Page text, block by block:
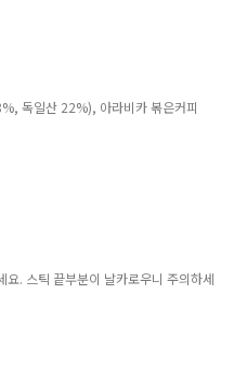
독일산 22%), 아라비카 볶은커피
. 스틱 끝부분이 날카로우니 주의하세